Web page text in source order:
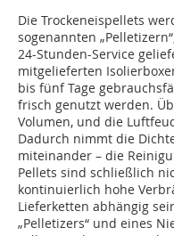
Die Trockeneispellets
sogenannten
24-Stunden-Service
mitgelieferten
bis fünf Tage
frisch genutzt werden.
Volumen, und die
Dadurch nimmt die
miteinander – die
Pellets sind schließlich
kontinuierlich hohe
Lieferketten abhängig
„Pelletizers“ und eines